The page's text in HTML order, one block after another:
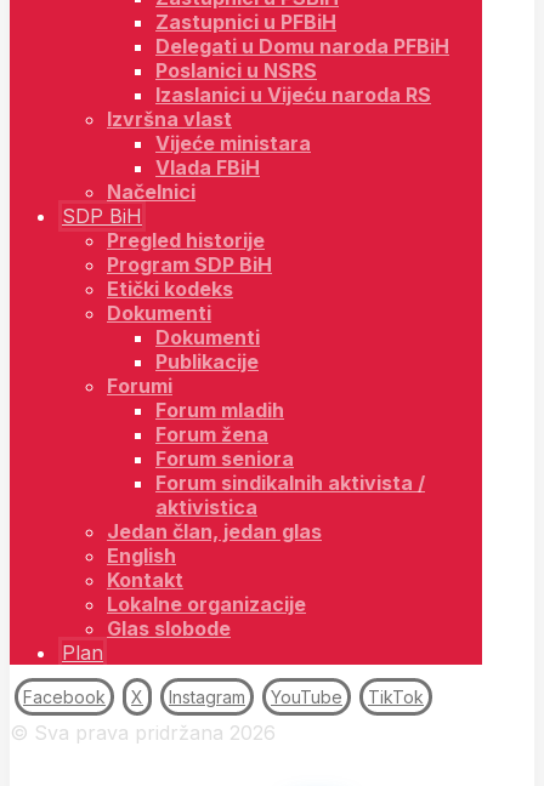
Zastupnici u PFBiH
Delegati u Domu naroda PFBiH
Poslanici u NSRS
Izaslanici u Vijeću naroda RS
Izvršna vlast
Vijeće ministara
Vlada FBiH
Načelnici
SDP BiH
Pregled historije
Program SDP BiH
Etički kodeks
Dokumenti
Dokumenti
Publikacije
Forumi
Forum mladih
Forum žena
Forum seniora
Forum sindikalnih aktivista /
aktivistica
Jedan član, jedan glas
English
Kontakt
Lokalne organizacije
Glas slobode
Plan
Facebook X Instagram YouTube TikTok
© Sva prava pridržana 2026